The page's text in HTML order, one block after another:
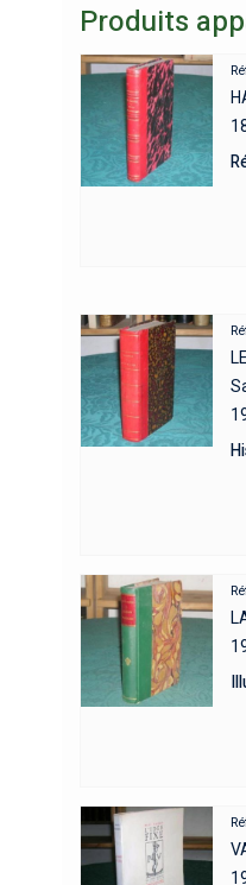
Produits